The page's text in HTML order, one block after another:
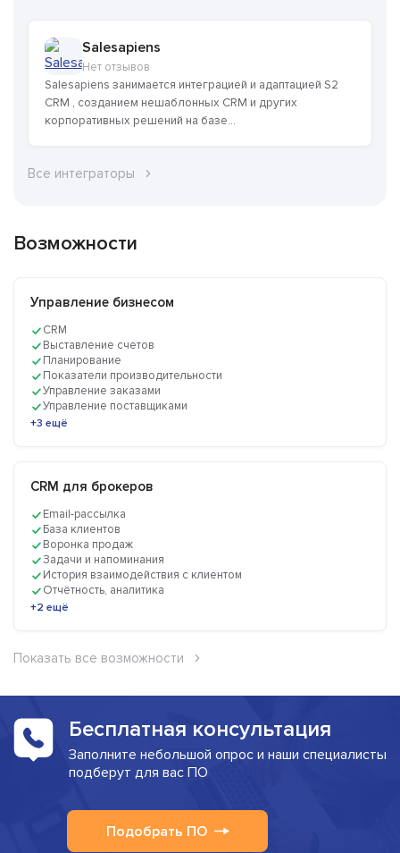
Salesapiens
Нет отзывов
Salesapiens занимается интеграцией и адаптацией S2
CRM , созданием нешаблонных CRM и других
корпоративных решений на базе...
Все интеграторы
Возможности
Управление бизнесом
CRM
Выставление счетов
Планирование
Показатели производительности
Управление заказами
Управление поставщиками
+3 ещё
CRM для брокеров
Email-рассылка
База клиентов
Воронка продаж
Задачи и напоминания
История взаимодействия с клиентом
Отчётность, аналитика
+2 ещё
Показать все возможности
Бесплатная консультация
Заполните небольшой опрос и наши специалисты
подберут для вас ПО
Подобрать ПО